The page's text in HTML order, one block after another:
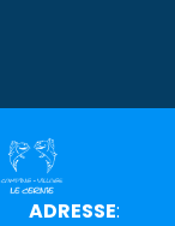
ADRESSE: